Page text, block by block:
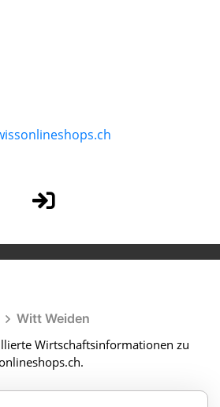
Witt Weiden
Wirtschaftsinformationen zu